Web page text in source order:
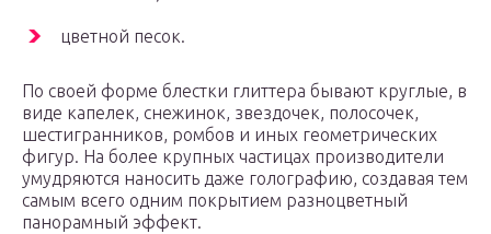
цветной песок.
По своей форме блестки глиттера бывают круглые, в
виде капелек, снежинок, звездочек, полосочек,
шестигранников, ромбов и иных геометрических
фигур. На более крупных частицах производители
умудряются наносить даже голографию, создавая тем
самым всего одним покрытием разноцветный
панорамный эффект.